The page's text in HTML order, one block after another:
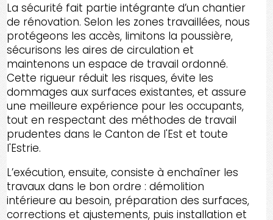
La sécurité fait partie intégrante d’un chantier
de rénovation. Selon les zones travaillées, nous
protégeons les accès, limitons la poussière,
sécurisons les aires de circulation et
maintenons un espace de travail ordonné.
Cette rigueur réduit les risques, évite les
dommages aux surfaces existantes, et assure
une meilleure expérience pour les occupants,
tout en respectant des méthodes de travail
prudentes dans le Canton de l'Est et toute
l'Estrie.
L’exécution, ensuite, consiste à enchaîner les
travaux dans le bon ordre : démolition
intérieure au besoin, préparation des surfaces,
corrections et ajustements, puis installation et